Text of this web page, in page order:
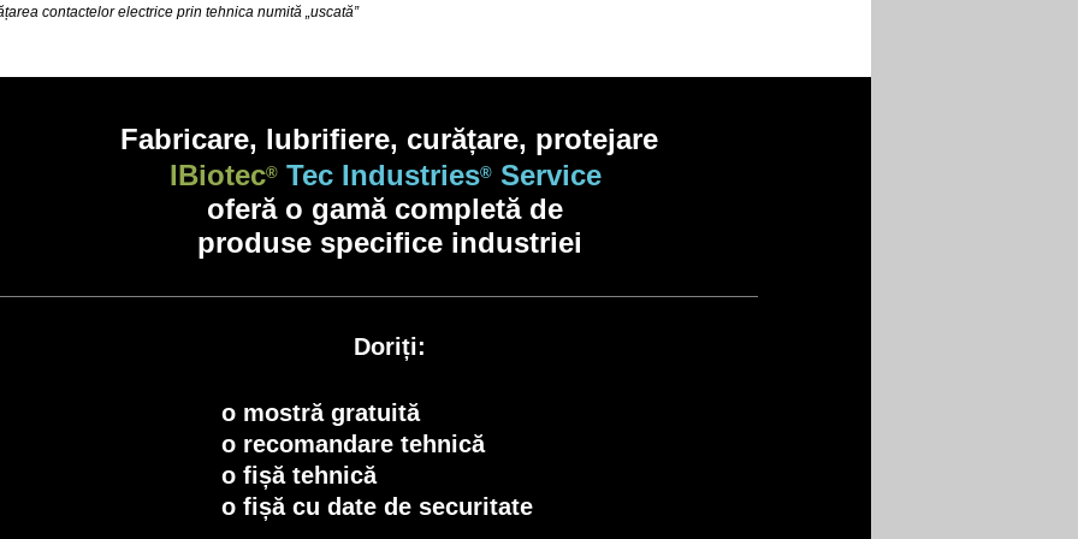
contactelor electrice prin tehnica numită „uscată”
Fabricare, lubrifiere, curățare, protejare
IBiotec®Tec Industries®Service
oferă o gamă completă de
produse specifice industriei
Doriți:
o mostră gratuită
o recomandare tehnică
o fișă tehnică
o fișă cu date de securitate